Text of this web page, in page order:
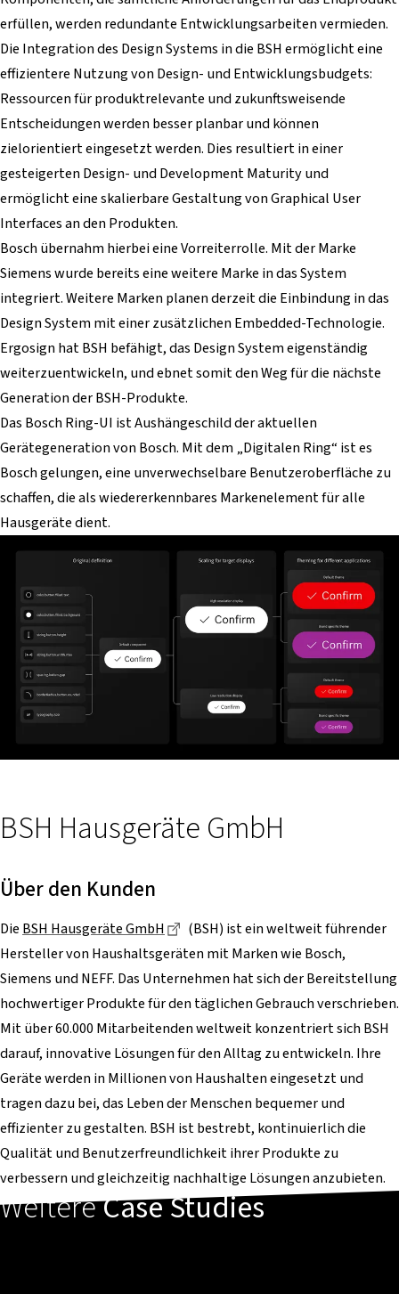
erfüllen, werden redundante Entwicklungsarbeiten vermieden.
Die Integration des Design Systems in die BSH ermöglicht eine
effizientere Nutzung von Design- und Entwicklungsbudgets:
Ressourcen für produktrelevante und zukunftsweisende
Entscheidungen werden besser planbar und können
zielorientiert eingesetzt werden. Dies resultiert in einer
gesteigerten Design- und Development Maturity und
ermöglicht eine skalierbare Gestaltung von Graphical User
Interfaces an den Produkten.
Bosch übernahm hierbei eine Vorreiterrolle. Mit der Marke
Siemens wurde bereits eine weitere Marke in das System
integriert. Weitere Marken planen derzeit die Einbindung in das
Design System mit einer zusätzlichen Embedded-Technologie.
Ergosign hat BSH befähigt, das Design System eigenständig
weiterzuentwickeln, und ebnet somit den Weg für die nächste
Generation der BSH-Produkte.
Das Bosch Ring-UI ist Aushängeschild der aktuellen
Gerätegeneration von Bosch. Mit dem „Digitalen Ring“ ist es
Bosch gelungen, eine unverwechselbare Benutzeroberfläche zu
schaffen, die als wiedererkennbares Markenelement für alle
Hausgeräte dient.
BSH Hausgeräte GmbH
Über den Kunden
Die BSH Hausgeräte GmbH Dieser Link führt zu einer
(BSH) ist ein weltweit führender
Hersteller von Haushaltsgeräten mit Marken wie Bosch,
Siemens und NEFF. Das Unternehmen hat sich der Bereitstellung
hochwertiger Produkte für den täglichen Gebrauch verschrieben.
Mit über 60.000 Mitarbeitenden weltweit konzentriert sich BSH
darauf, innovative Lösungen für den Alltag zu entwickeln. Ihre
Geräte werden in Millionen von Haushalten eingesetzt und
tragen dazu bei, das Leben der Menschen bequemer und
effizienter zu gestalten. BSH ist bestrebt, kontinuierlich die
Qualität und Benutzerfreundlichkeit ihrer Produkte zu
verbessern und gleichzeitig nachhaltige Lösungen anzubieten.
WeitereCase Studies